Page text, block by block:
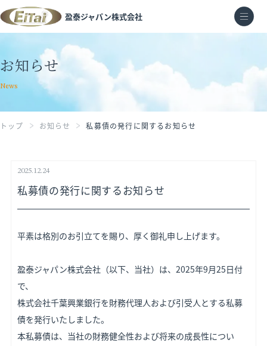
盈泰ジャパン株式会社
お知らせ
News
トップ お知らせ 私募債の発行に関するお知らせ
2025.12.24
私募債の発行に関するお知らせ
平素は格別のお引立てを賜り、厚く御礼申し上げます。
盈泰ジャパン株式会社（以下、当社）は、2025年9月25日付
で、
株式会社千葉興業銀行を財務代理人および引受人とする私募
債を発行いたしました。
本私募債は、当社の財務健全性および将来の成長性につい